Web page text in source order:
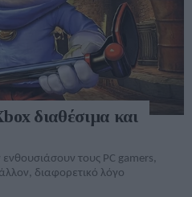
διαθέσιμα και
ενθουσιάσουν τους PC gamers,
διαφορετικό λόγο